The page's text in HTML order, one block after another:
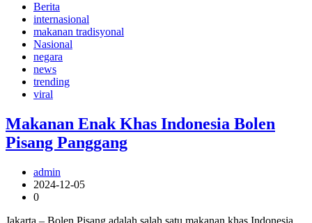
Berita
internasional
makanan tradisyonal
Nasional
negara
news
trending
viral
Makanan Enak Khas Indonesia Bolen
Pisang Panggang
admin
2024-12-05
0